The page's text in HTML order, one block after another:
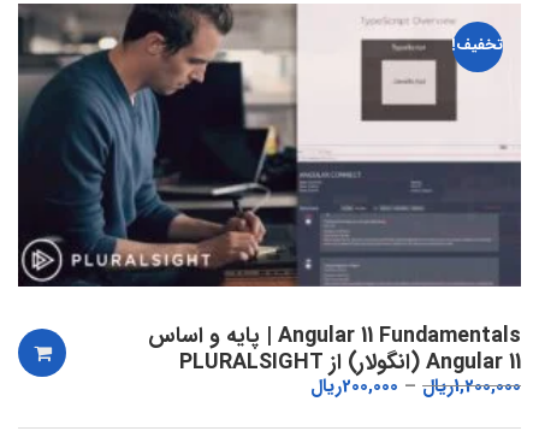
تخفیف!
Angular 11 Fundamentals | پایه و اساس
Angular 11 (انگولار) از PLURALSIGHT
1,200,000ریال 200,000ریال